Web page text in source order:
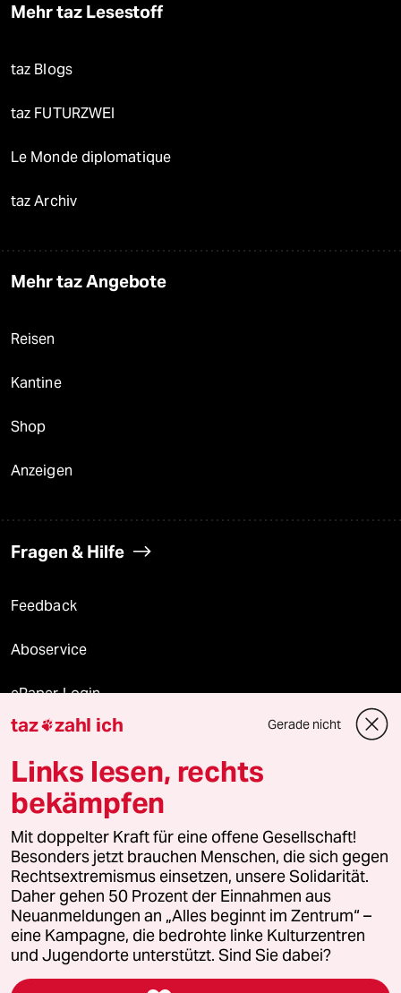
Mehr taz Lesestoff
taz Blogs
taz FUTURZWEI
Le Monde diplomatique
taz Archiv
Mehr taz Angebote
Reisen
Kantine
Shop
Anzeigen
Fragen & Hilfe
Feedback
Aboservice
ePaper Login
Downloads für Abonnierende
© 2026 taz Verlags und Vertriebs GmbH
Alle Rechte vorbehalten. Bei rechtlichen Fragen oder für Genehmigungen
wenden Sie sich bitte an lizenzen@taz.de
Feedback Redaktionsstatut Kommune-Richtlinien
Leitlinie Informant Datenschutz Impressum AGB
taz zahl ich Gerade nicht
Links lesen, rechts
bekämpfen
Mit doppelter Kraft für eine offene Gesellschaft!
Besonders jetzt brauchen Menschen, die sich gegen
Rechtsextremismus einsetzen, unsere Solidarität.
Daher gehen 50 Prozent der Einnahmen aus
Neuanmeldungen an „Alles beginnt im Zentrum“ –
eine Kampagne, die bedrohte linke Kulturzentren
und Jugendorte unterstützt. Sind Sie dabei?